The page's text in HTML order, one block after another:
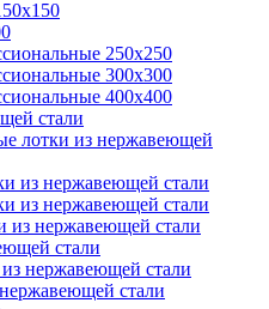
250х250
300х300
400х400
стали
лотки из нержавеющей
из нержавеющей стали
из нержавеющей стали
из нержавеющей стали
стали
нержавеющей стали
стали